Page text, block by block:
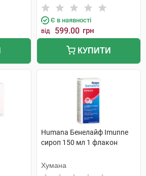
Є в наявності
від 599.00 грн
КУПИТИ
Humana Бенелайф Imunne
сироп 150 мл 1 флакон
Хумана